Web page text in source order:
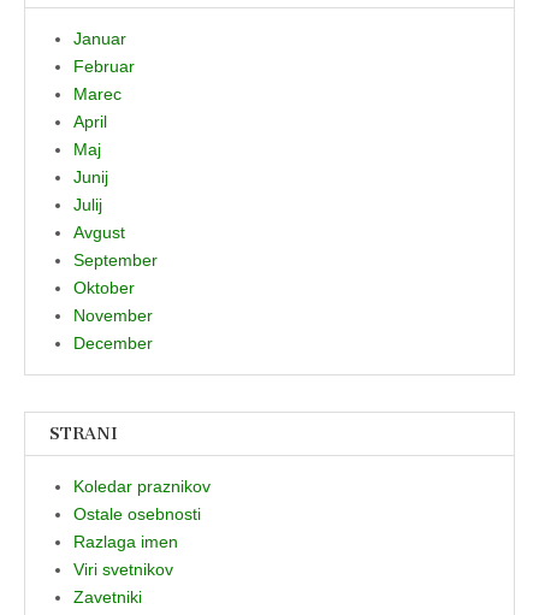
Januar
Februar
Marec
April
Maj
Junij
Julij
Avgust
September
Oktober
November
December
STRANI
Koledar praznikov
Ostale osebnosti
Razlaga imen
Viri svetnikov
Zavetniki